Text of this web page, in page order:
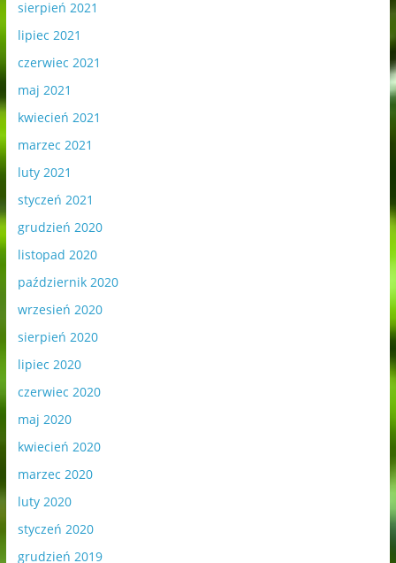
sierpień 2021
lipiec 2021
czerwiec 2021
maj 2021
kwiecień 2021
marzec 2021
luty 2021
styczeń 2021
grudzień 2020
listopad 2020
październik 2020
wrzesień 2020
sierpień 2020
lipiec 2020
czerwiec 2020
maj 2020
kwiecień 2020
marzec 2020
luty 2020
styczeń 2020
grudzień 2019